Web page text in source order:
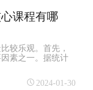
课程有哪
较乐观。首先，
素之一。据统计
2024-01-30